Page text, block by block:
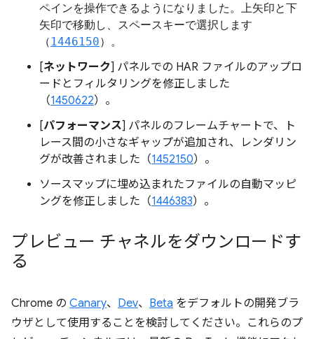
ペインを操作できるようになりました。上矢印と下
矢印で移動し、スペースキーで選択します
（ 1446150）。
[ネットワーク] パネルでの HAR ファイルのアップロ
ードとフィルタリングを修正しました
（1450622）。
[パフォーマンス] パネルのフレームチャートで、ト
レース間の小さなギャップが追加され、レンダリン
グが改善されました（1452150）。
ソースマップに埋め込まれたファイルの自動マッピ
ングを修正しました（1446383）。
プレビュー チャネルをダウンロードす
る
Chrome の Canary、 Dev、 Beta をデフォルトの開発ブラ
ウザとして使用することを検討してください。これらのプ